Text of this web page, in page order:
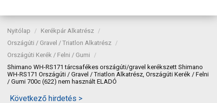
Nyitólap
Kerékpár Alkatrész
Országúti / Gravel / Triatlon Alkatrész
Országúti Kerék / Felni / Gumi
Shimano WH-RS171 tárcsafékes országúti/gravel kerékszett Shimano
WH-RS171 Országúti / Gravel / Triatlon Alkatrész, Országúti Kerék / Felni
/ Gumi 700c (622) nem használt ELADÓ
Következő hirdetés >